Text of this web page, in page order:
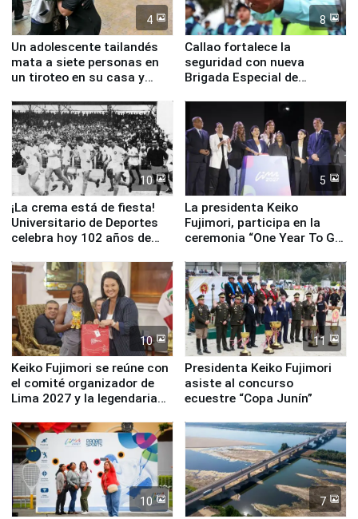
4
Un adolescente tailandés
mata a siete personas en
un tiroteo en su casa y
8
Callao fortalece la
seguridad con nueva
Brigada Especial de
equipamiento para
Serenazgo
10
¡La crema está de fiesta!
Universitario de Deportes
celebra hoy 102 años de
5
La presidenta Keiko
Fujimori, participa en la
ceremonia “One Year To Go
10
Keiko Fujimori se reúne con
el comité organizador de
Lima 2027 y la legendaria
11
Presidenta Keiko Fujimori
asiste al concurso
ecuestre “Copa Junín”
10 7